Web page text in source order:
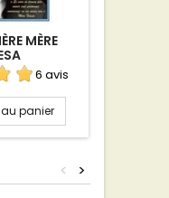
MÈRE
6 avis
panier
>
<